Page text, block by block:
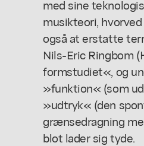
med sine
musikteori,
også at erstatte
Nils-Eric Ringbom
formstudiet«, og
»funktion« (som
»udtryk« (den
grænsedragning
blot lader sig tyde.